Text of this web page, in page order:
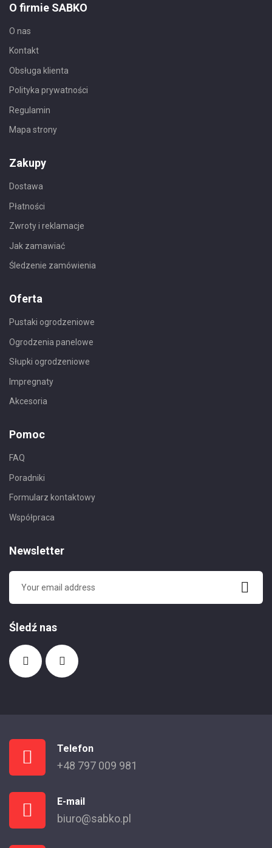
O firmie SABKO
O nas
Kontakt
Obsługa klienta
Polityka prywatności
Regulamin
Mapa strony
Zakupy
Dostawa
Płatności
Zwroty i reklamacje
Jak zamawiać
Śledzenie zamówienia
Oferta
Pustaki ogrodzeniowe
Ogrodzenia panelowe
Słupki ogrodzeniowe
Impregnaty
Akcesoria
Pomoc
FAQ
Poradniki
Formularz kontaktowy
Współpraca
Newsletter
Śledź nas
Telefon
+48 797 009 981
E-mail
biuro@sabko.pl